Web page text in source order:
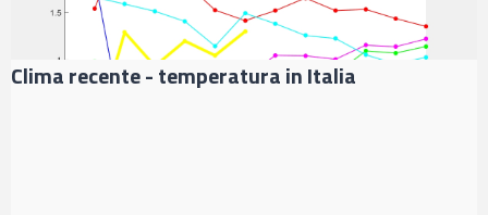
Clima recente - temperatura in Italia